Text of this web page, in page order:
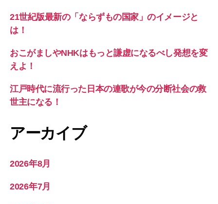
21世紀版最新の「ならずもの国家」のイメージと
は！
おこがましやNHKはもっと謙虚になるべし発想を変
えよ！
江戸時代に流行った日本の連歌が今の分断社会の救
世主になる！
アーカイブ
2026年8月
2026年7月